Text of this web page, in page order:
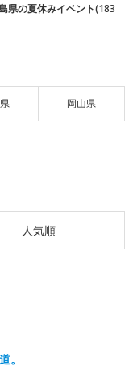
県の夏休みイベント(183
岡山県
人気順
。